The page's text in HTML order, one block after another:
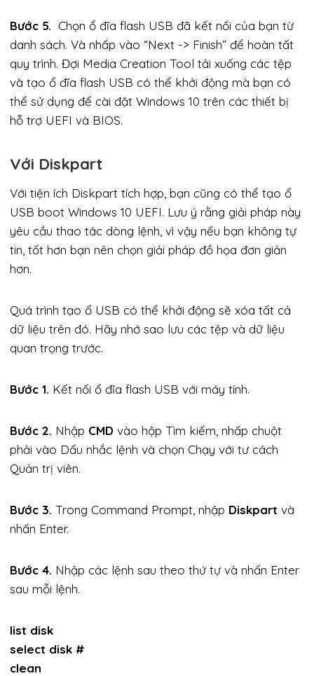
Bước 5. Chọn ổ đĩa flash USB đã kết nối của bạn từ
danh sách. Và nhấp vào “Next -> Finish” để hoàn tất
quy trình. Đợi Media Creation Tool tải xuống các tệp
và tạo ổ đĩa flash USB có thể khởi động mà bạn có
thể sử dụng để cài đặt Windows 10 trên các thiết bị
hỗ trợ UEFI và BIOS.
Với Diskpart
Với tiện ích Diskpart tích hợp, bạn cũng có thể tạo ổ
USB boot Windows 10 UEFI. Lưu ý rằng giải pháp này
yêu cầu thao tác dòng lệnh, vì vậy nếu bạn không tự
tin, tốt hơn bạn nên chọn giải pháp đồ họa đơn giản
hơn.
Quá trình tạo ổ USB có thể khởi động sẽ xóa tất cả
dữ liệu trên đó. Hãy nhớ sao lưu các tệp và dữ liệu
quan trọng trước.
Bước 1. Kết nối ổ đĩa flash USB với máy tính.
Bước 2. Nhập CMD vào hộp Tìm kiếm, nhấp chuột
phải vào Dấu nhắc lệnh và chọn Chạy với tư cách
Quản trị viên.
Bước 3. Trong Command Prompt, nhập Diskpart và
nhấn Enter.
Bước 4. Nhập các lệnh sau theo thứ tự và nhấn Enter
sau mỗi lệnh.
list disk
select disk #
clean